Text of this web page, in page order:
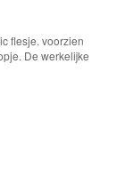
flesje. voorzien
De werkelijke